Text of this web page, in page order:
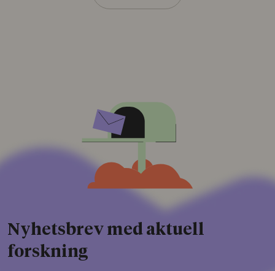
Nyhetsbrev med aktuell
forskning